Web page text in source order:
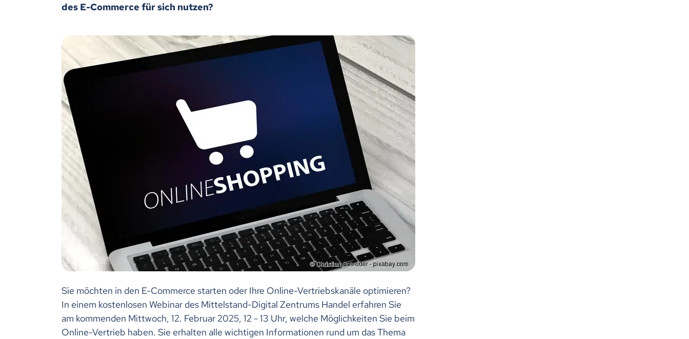
des E-Commerce für sich nutzen?
Sie möchten in den E-Commerce starten oder Ihre Online-Vertriebskanäle optimieren?
In einem kostenlosen Webinar des Mittelstand-Digital Zentrums Handel erfahren Sie
am kommenden Mittwoch, 12. Februar 2025, 12 - 13 Uhr, welche Möglichkeiten Sie beim
Online-Vertrieb haben. Sie erhalten alle wichtigen Informationen rund um das Thema